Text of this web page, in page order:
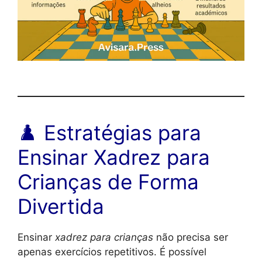
♟️ Estratégias para
Ensinar Xadrez para
Crianças de Forma
Divertida
Ensinar xadrez para crianças não precisa ser
apenas exercícios repetitivos. É possível